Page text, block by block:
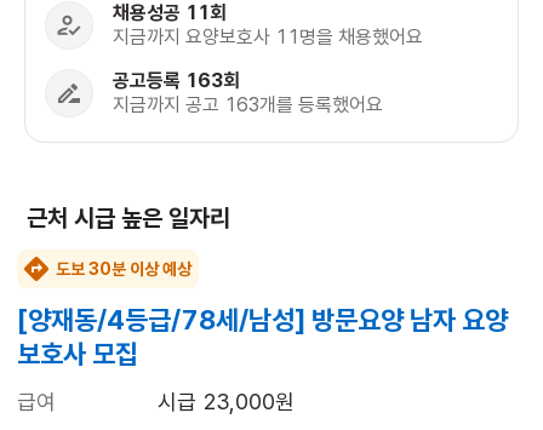
채용성공 11회
지금까지 요양보호사 11명을 채용했어요
공고등록 163회
지금까지 공고 163개를 등록했어요
근처 시급 높은 일자리
도보 30분 이상 예상
[양재동/4등급/78세/남성] 방문요양 남자 요양
보호사 모집
급여
시급 23,000원